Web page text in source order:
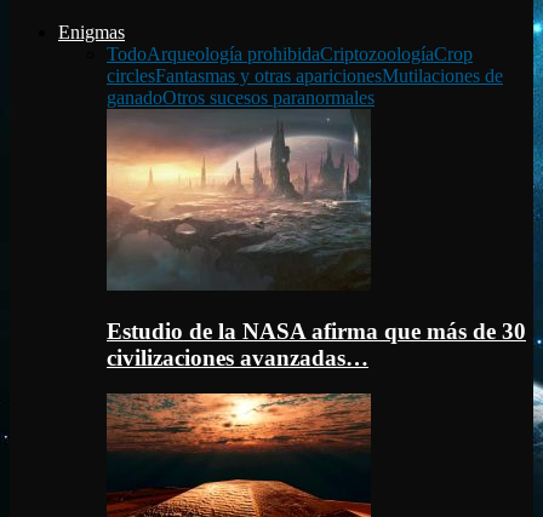
Enigmas
TodoArqueología prohibidaCriptozoologíaCrop
circlesFantasmas y otras aparicionesMutilaciones de
ganadoOtros sucesos paranormales
Estudio de la NASA afirma que más de 30
civilizaciones avanzadas…